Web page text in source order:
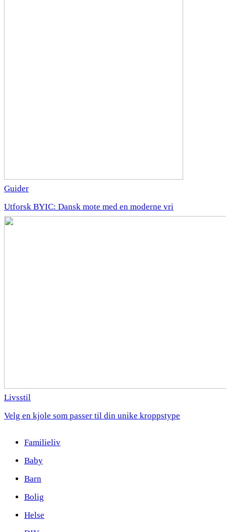
Guider
Utforsk BYIC: Dansk mote med en moderne vri
Livsstil
Velg en kjole som passer til din unike kroppstype
Familieliv
Baby
Barn
Bolig
Helse